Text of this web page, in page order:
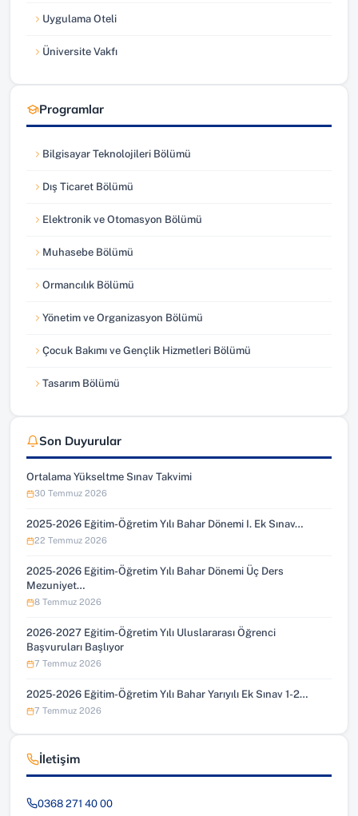
Uygulama Oteli
(yeni sekmede açılır)
Üniversite Vakfı
(yeni sekmede açılır)
Programlar
Bilgisayar Teknolojileri Bölümü
Dış Ticaret Bölümü
Elektronik ve Otomasyon Bölümü
Muhasebe Bölümü
Ormancılık Bölümü
Yönetim ve Organizasyon Bölümü
Çocuk Bakımı ve Gençlik Hizmetleri Bölümü
Tasarım Bölümü
Son Duyurular
Ortalama Yükseltme Sınav Takvimi
30 Temmuz 2026
2025-2026 Eğitim-Öğretim Yılı Bahar Dönemi I. Ek Sınav…
22 Temmuz 2026
2025-2026 Eğitim-Öğretim Yılı Bahar Dönemi Üç Ders
Mezuniyet…
8 Temmuz 2026
2026-2027 Eğitim-Öğretim Yılı Uluslararası Öğrenci
Başvuruları Başlıyor
7 Temmuz 2026
2025-2026 Eğitim-Öğretim Yılı Bahar Yarıyılı Ek Sınav 1-2…
7 Temmuz 2026
İletişim
0368 271 40 00